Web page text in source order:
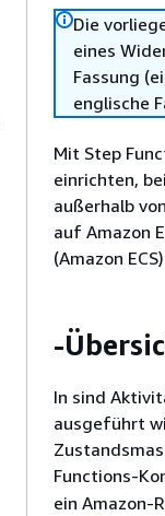
Die
eines
Fassung
englische
Mit Step
einrichten,
außerhalb
auf Amazon
(Amazon
-
In sind
ausgeführt
Functions-
ein Amazon-